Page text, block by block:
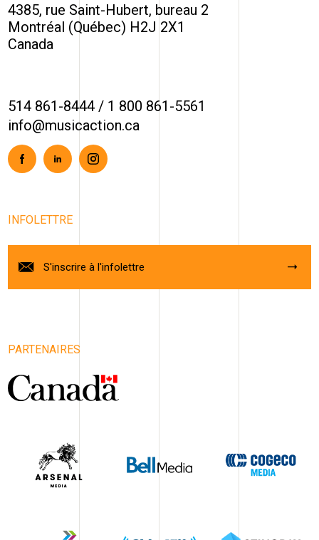
4385, rue Saint-Hubert, bureau 2
Montréal (Québec) H2J 2X1
Canada
514 861-8444 / 1 800 861-5561
info@musicaction.ca
FacebookLinkedinInstagram
INFOLETTRE
S'inscrire à l'infolettre
PARTENAIRES